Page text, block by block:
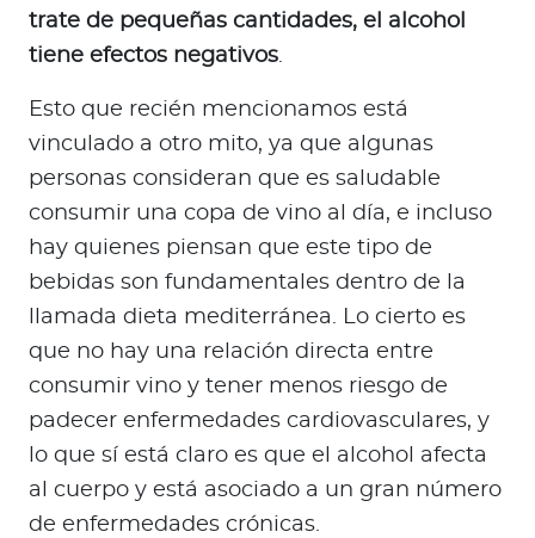
trate de pequeñas cantidades, el alcohol
tiene efectos negativos.
Esto que recién mencionamos está
vinculado a otro mito, ya que algunas
personas consideran que es saludable
consumir una copa de vino al día, e incluso
hay quienes piensan que este tipo de
bebidas son fundamentales dentro de la
llamada dieta mediterránea. Lo cierto es
que no hay una relación directa entre
consumir vino y tener menos riesgo de
padecer enfermedades cardiovasculares, y
lo que sí está claro es que el alcohol afecta
al cuerpo y está asociado a un gran número
de enfermedades crónicas.